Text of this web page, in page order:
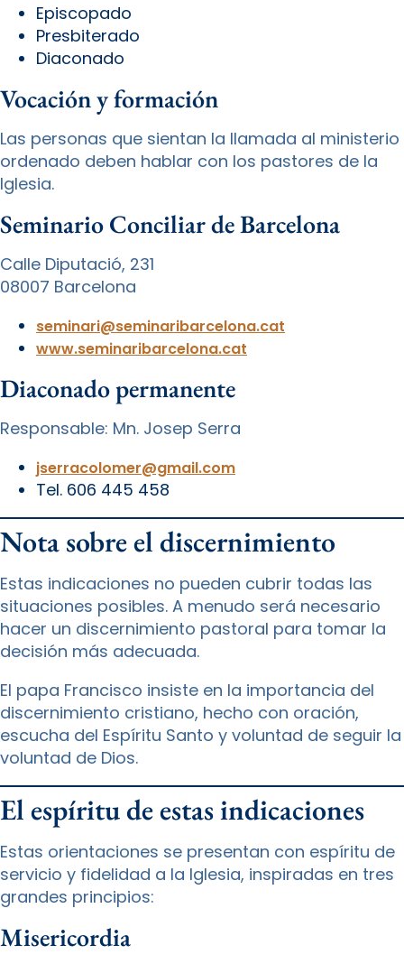
Episcopado
Presbiterado
Diaconado
Vocación y formación
Las personas que sientan la llamada al ministerio
ordenado deben hablar con los pastores de la
Iglesia.
Seminario Conciliar de Barcelona
Calle Diputació, 231
08007 Barcelona
seminari@seminaribarcelona.cat
www.seminaribarcelona.cat
Diaconado permanente
Responsable: Mn. Josep Serra
jserracolomer@gmail.com
Tel. 606 445 458
Nota sobre el discernimiento
Estas indicaciones no pueden cubrir todas las
situaciones posibles. A menudo será necesario
hacer un discernimiento pastoral para tomar la
decisión más adecuada.
El papa Francisco insiste en la importancia del
discernimiento cristiano, hecho con oración,
escucha del Espíritu Santo y voluntad de seguir la
voluntad de Dios.
El espíritu de estas indicaciones
Estas orientaciones se presentan con espíritu de
servicio y fidelidad a la Iglesia, inspiradas en tres
grandes principios:
Misericordia